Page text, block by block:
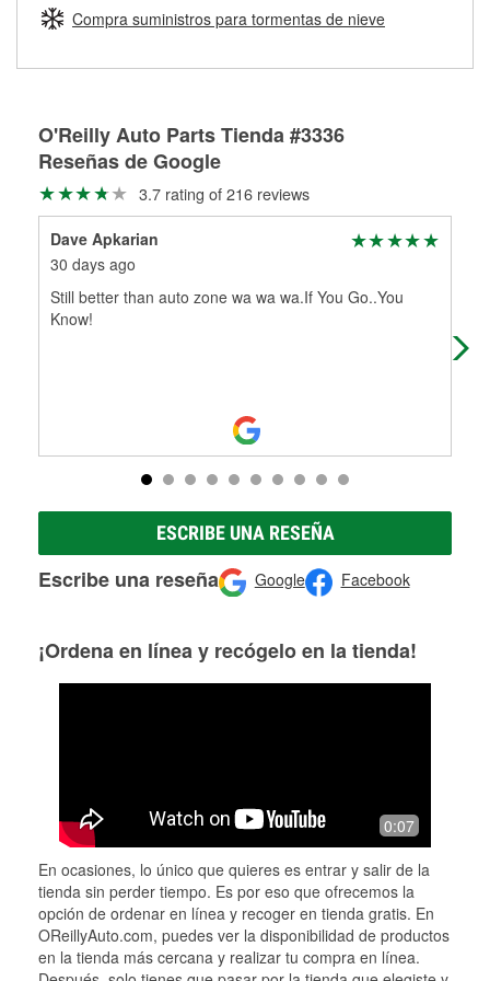
Más información sobre el Programa de Préstamo de
medirán tus tambores o discos para determinar si pueden
ser rectificados con seguridad. Si tus tambores o discos no
partes de reemplazo correctas para tu reparación.
Compra suministros para tormentas de nieve
O'Reilly Auto Parts Tienda #3336
Reseñas de Google
3.7 rating of 216 reviews
Dave Apkarian
30 days ago
Still better than auto zone wa wa wa.If You Go..You
Know!
ESCRIBE UNA RESEÑA
Escribe una reseña Google Facebook
¡Ordena en línea y recógelo en la tienda!
0:07
En ocasiones, lo único que quieres es entrar y salir de la
tienda sin perder tiempo. Es por eso que ofrecemos la
opción de ordenar en línea y recoger en tienda gratis. En
OReillyAuto.com, puedes ver la disponibilidad de productos
en la tienda más cercana y realizar tu compra en línea.